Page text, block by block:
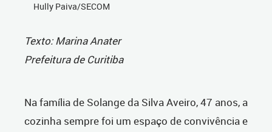
Hully Paiva/SECOM
Texto: Marina Anater
Prefeitura de Curitiba
Na família de Solange da Silva Aveiro, 47 anos, a
cozinha sempre foi um espaço de convivência e